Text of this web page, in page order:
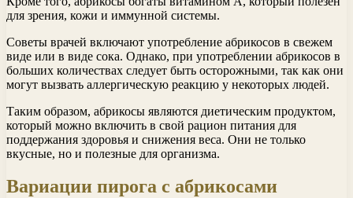
для зрения, кожи и иммунной системы.
Советы врачей включают употребление абрикосов в свежем
виде или в виде сока. Однако, при употреблении абрикосов в
больших количествах следует быть осторожными, так как они
могут вызвать аллергическую реакцию у некоторых людей.
Таким образом, абрикосы являются диетическим продуктом,
который можно включить в свой рацион питания для
поддержания здоровья и снижения веса. Они не только
вкусные, но и полезные для организма.
Вариации пирога с абрикосами